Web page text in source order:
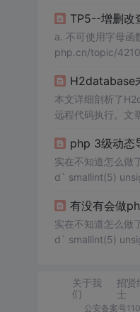
TP5--增删改
a. 不可使用字母函
php.cn/topic/
H2database
本文详细剖析了
远程代码执行。文
php 3级动态
实在不知道怎么做
d` smallint(5)
有没有会做
实在不知道怎么做
d` smallint(5)
关于我
们
招贤
士
公安备案号